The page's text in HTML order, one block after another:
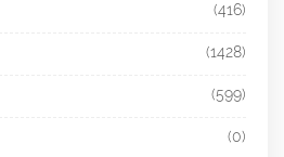
(416)
(1428)
(599)
(0)